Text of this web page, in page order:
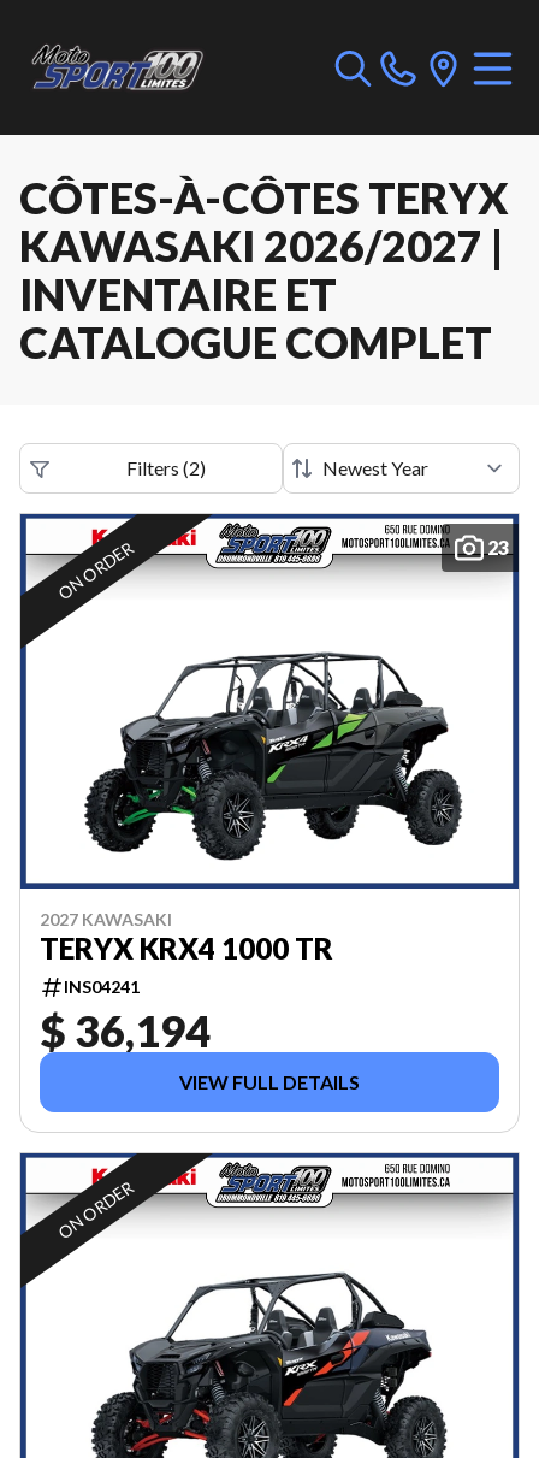
CÔTES-À-CÔTES TERYX
KAWASAKI 2026/2027 |
INVENTAIRE ET
CATALOGUE COMPLET
Filters (2)
23
ON ORDER
2027 KAWASAKI
TERYX KRX4 1000 TR
INS04241
$ 36,194
VIEW FULL DETAILS
ON ORDER